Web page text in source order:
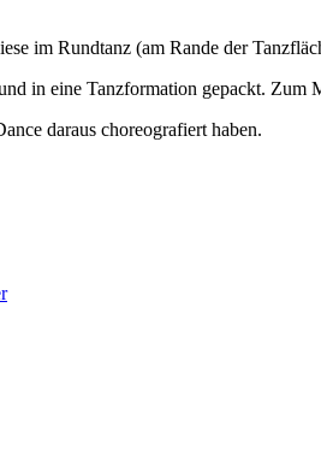
im Rundtanz (am Rande der
in eine Tanzformation gepackt. Zum
daraus choreografiert haben.